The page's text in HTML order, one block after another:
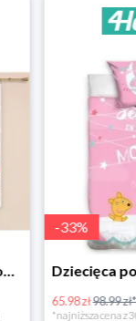
-33%
65.98 zł98.99 zł*
*najniższa cena z